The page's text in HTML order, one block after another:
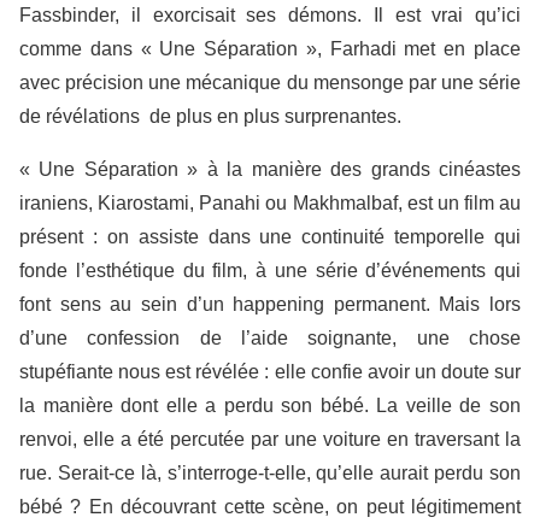
Fassbinder, il exorcisait ses démons. Il est vrai qu’ici
comme dans « Une Séparation », Farhadi met en place
avec précision une mécanique du mensonge par une série
de révélations de plus en plus surprenantes.
« Une Séparation » à la manière des grands cinéastes
iraniens, Kiarostami, Panahi ou Makhmalbaf, est un film au
présent : on assiste dans une continuité temporelle qui
fonde l’esthétique du film, à une série d’événements qui
font sens au sein d’un happening permanent. Mais lors
d’une confession de l’aide soignante, une chose
stupéfiante nous est révélée : elle confie avoir un doute sur
la manière dont elle a perdu son bébé. La veille de son
renvoi, elle a été percutée par une voiture en traversant la
rue. Serait-ce là, s’interroge-t-elle, qu’elle aurait perdu son
bébé ? En découvrant cette scène, on peut légitimement